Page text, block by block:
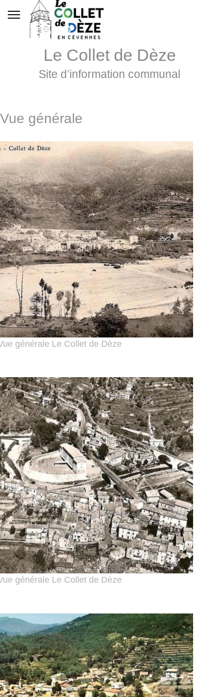
Le Collet de Dèze
Site d’information communal
Vue générale
générale Le Collet de Dèze
générale Le Collet de Dèze